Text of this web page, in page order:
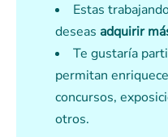
Estas
deseas adquirir
Te gustaría
permitan
concursos,
otros.